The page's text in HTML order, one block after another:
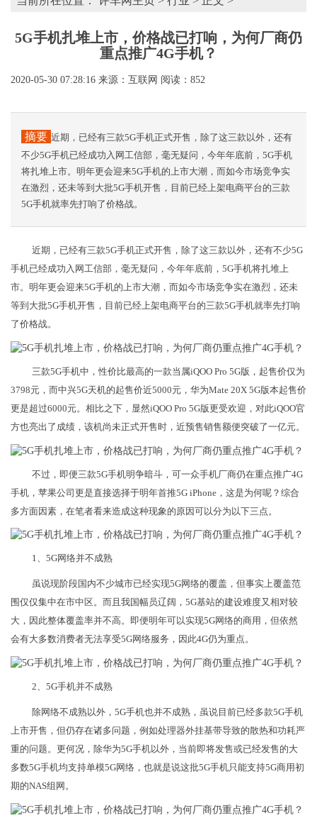
5G手机扎堆上市，价格战已打响，为何厂商仍
重点推广4G手机？
2020-05-30 07:28:16 来源：互联网 阅读：852
摘要 近期，已经有三款5G手机正式开售，除了这三款以外，还有
不少5G手机已经成功入网工信部，毫无疑问，今年年底前，5G手机
将扎堆上市。明年更会迎来5G手机的上市大潮，而如今市场竞争实
在激烈，还未等到大批5G手机开售，目前已经上架电商平台的三款
5G手机就率先打响了价格战。
近期，已经有三款5G手机正式开售，除了这三款以外，还有不少5G
手机已经成功入网工信部，毫无疑问，今年年底前，5G手机将扎堆上
市。明年更会迎来5G手机的上市大潮，而如今市场竞争实在激烈，还未
等到大批5G手机开售，目前已经上架电商平台的三款5G手机就率先打响
了价格战。
三款5G手机中，性价比最高的一款当属iQOO Pro 5G版，起售价仅为
3798元，而中兴5G天机的起售价近5000元，华为Mate 20X 5G版本起售价
更是超过6000元。相比之下，显然iQOO Pro 5G版更受欢迎，对此iQOO官
方也亮出了成绩，该机尚未正式开售时，近预售销售额便突破了一亿元。
不过，即便三款5G手机明争暗斗，可一众手机厂商仍在重点推广4G
手机，苹果公司更是直接选择于明年首推5G iPhone，这是为何呢？综合
多方面因素，在笔者看来造成这种现象的原因可以分为以下三点。
1、5G网络并不成熟
虽说现阶段国内不少城市已经实现5G网络的覆盖，但事实上覆盖范
围仅仅集中在市中区。而且我国幅员辽阔，5G基站的建设难度又相对较
大，因此整体覆盖率并不高。即便明年可以实现5G网络的商用，但依然
会有大多数消费者无法享受5G网络服务，因此4G仍为重点。
2、5G手机并不成熟
除网络不成熟以外，5G手机也并不成熟，虽说目前已经多款5G手机
上市开售，但仍存在诸多问题，例如处理器外挂基带导致的散热和功耗严
重的问题。更何况，除华为5G手机以外，当前即将发售或已经发售的大
多数5G手机均支持单模5G网络，也就是说这批5G手机只能支持5G商用初
期的NAS组网。